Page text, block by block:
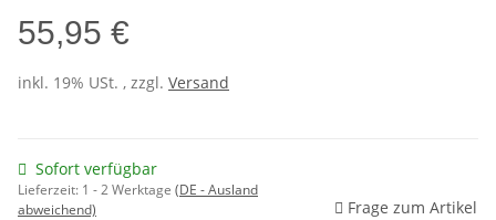
55,95 €
inkl. 19% USt. , zzgl. Versand
Sofort verfügbar
Lieferzeit: 1 - 2 Werktage (DE - Ausland
abweichend)
Frage zum Artikel